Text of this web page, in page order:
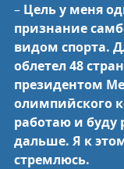
– Цель у меня
признание
видом спорта.
облетел 48
президентом
олимпийского
работаю и буду
дальше. Я к
стремлюсь.